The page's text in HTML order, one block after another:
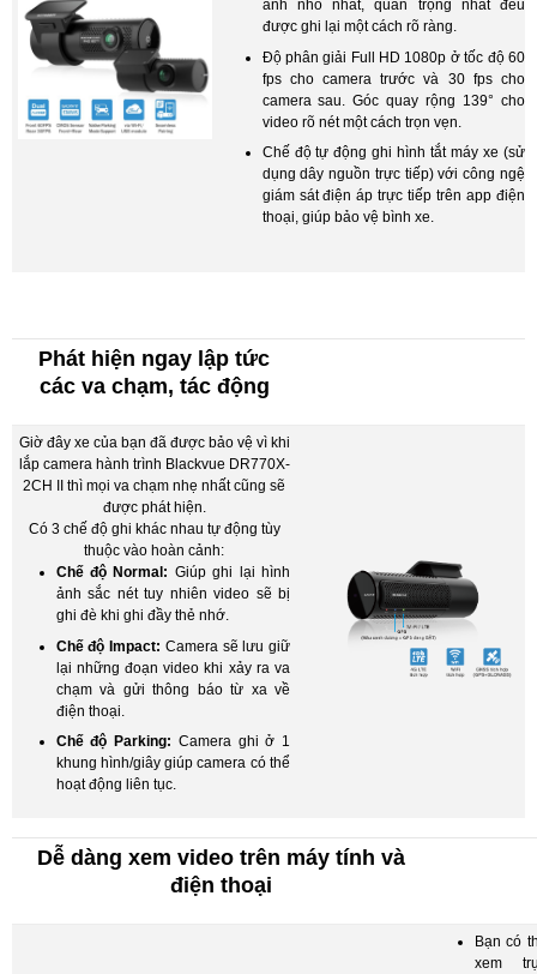
ảnh nhỏ nhất, quan trọng nhất đều
được ghi lại một cách rõ ràng.
Độ phân giải Full HD 1080p ở tốc độ 60
fps cho camera trước và 30 fps cho
camera sau. Góc quay rộng 139° cho
video rõ nét một cách trọn vẹn.
Chế độ tự động ghi hình tắt máy xe (sử
dụng dây nguồn trực tiếp) với công ngệ
giám sát điện áp trực tiếp trên app điện
thoại, giúp bảo vệ bình xe.
Phát hiện ngay lập tức
các va chạm, tác động
Giờ đây xe của bạn đã được bảo vệ vì khi
lắp camera hành trình Blackvue DR770X-
2CH II thì mọi va chạm nhẹ nhất cũng sẽ
được phát hiện.
Có 3 chế độ ghi khác nhau tự động tùy
thuộc vào hoàn cảnh:
Chế độ Normal: Giúp ghi lại hình
ảnh sắc nét tuy nhiên video sẽ bị
ghi đè khi ghi đầy thẻ nhớ.
Chế độ Impact: Camera sẽ lưu giữ
lại những đoạn video khi xảy ra va
chạm và gửi thông báo từ xa về
điện thoại.
Chế độ Parking: Camera ghi ở 1
khung hình/giây giúp camera có thể
hoạt động liên tục.
Dễ dàng xem video trên máy tính và
điện thoại
Bạn có
xem